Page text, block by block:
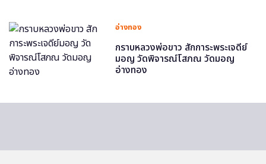
อ่างทอง
กราบหลวงพ่อขาว สักการะพระเจดีย์
มอญ วัดพิจารณ์โสภณ วัดมอญ
อ่างทอง